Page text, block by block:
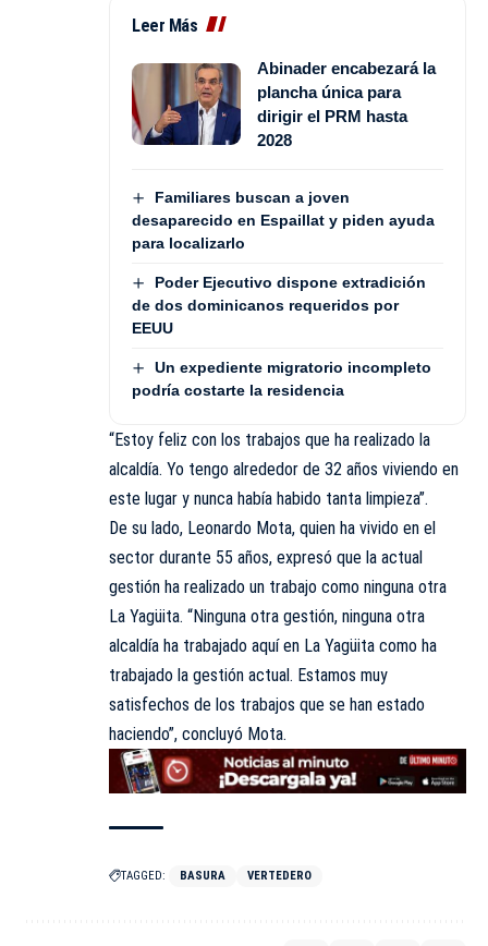
Leer Más
Abinader encabezará la
plancha única para
dirigir el PRM hasta
2028
Familiares buscan a joven
desaparecido en Espaillat y piden ayuda
para localizarlo
Poder Ejecutivo dispone extradición
de dos dominicanos requeridos por
EEUU
Un expediente migratorio incompleto
podría costarte la residencia
“Estoy feliz con los trabajos que ha realizado la
alcaldía. Yo tengo alrededor de 32 años viviendo en
este lugar y nunca había habido tanta limpieza”.
De su lado, Leonardo Mota, quien ha vivido en el
sector durante 55 años, expresó que la actual
gestión ha realizado un trabajo como ninguna otra
La Yagüita. “Ninguna otra gestión, ninguna otra
alcaldía ha trabajado aquí en La Yagüita como ha
trabajado la gestión actual. Estamos muy
satisfechos de los trabajos que se han estado
haciendo”, concluyó Mota.
TAGGED: BASURA VERTEDERO